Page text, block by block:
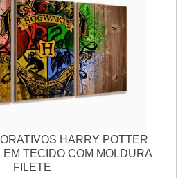
HARRY POTTER
TECIDO COM MOLDURA
FILETE